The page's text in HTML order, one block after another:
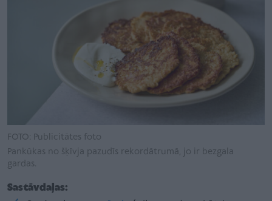
FOTO: Publicitātes foto
Pankūkas no šķīvja pazudīs rekordātrumā, jo ir bezgala
gardas.
Sastāvdaļas: